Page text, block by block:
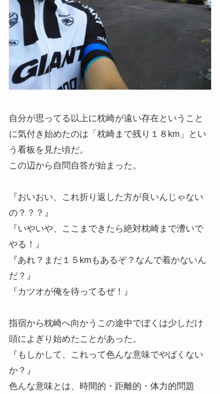
自分が思ってる以上に枕崎が遠い存在ということ
に気付き始めたのは「枕崎まで残り１８km」とい
う看板を見た頃だ。
この辺から自問自答が始まった。
『おいおい、これ折り返した方が良いんじゃない
の？？？』
『いやいや、ここまできたら絶対枕崎まで漕いで
やる！』
『あれ？まだ１５kmもあるぞ？なんで着かないん
だ？』
『カツオが俺を待ってるぜ！』
指宿から枕崎へ向かうこの途中でぼくは少しだけ
頭によぎり始めたことがあった。
『もしかして、これって色んな意味でやばくない
か？』
色んな意味とは、時間的・距離的・体力的問題